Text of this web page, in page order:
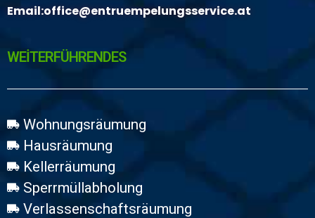
Email:office@entruempelungsservice.at
WEİTERFÜHRENDES
Wohnungsräumung
Hausräumung
Kellerräumung
Sperrmüllabholung
Verlassenschaftsräumung